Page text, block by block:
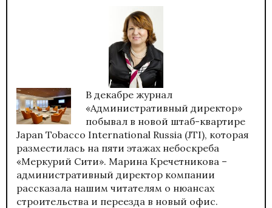
В декабре журнал
«Административный директор»
побывал в новой штаб-квартире
Japan Tobacco International Russia (JTI), которая
разместилась на пяти этажах небоскреба
«Меркурий Сити». Марина Кречетникова –
административный директор компании
рассказала нашим читателям о нюансах
строительства и переезда в новый офис.